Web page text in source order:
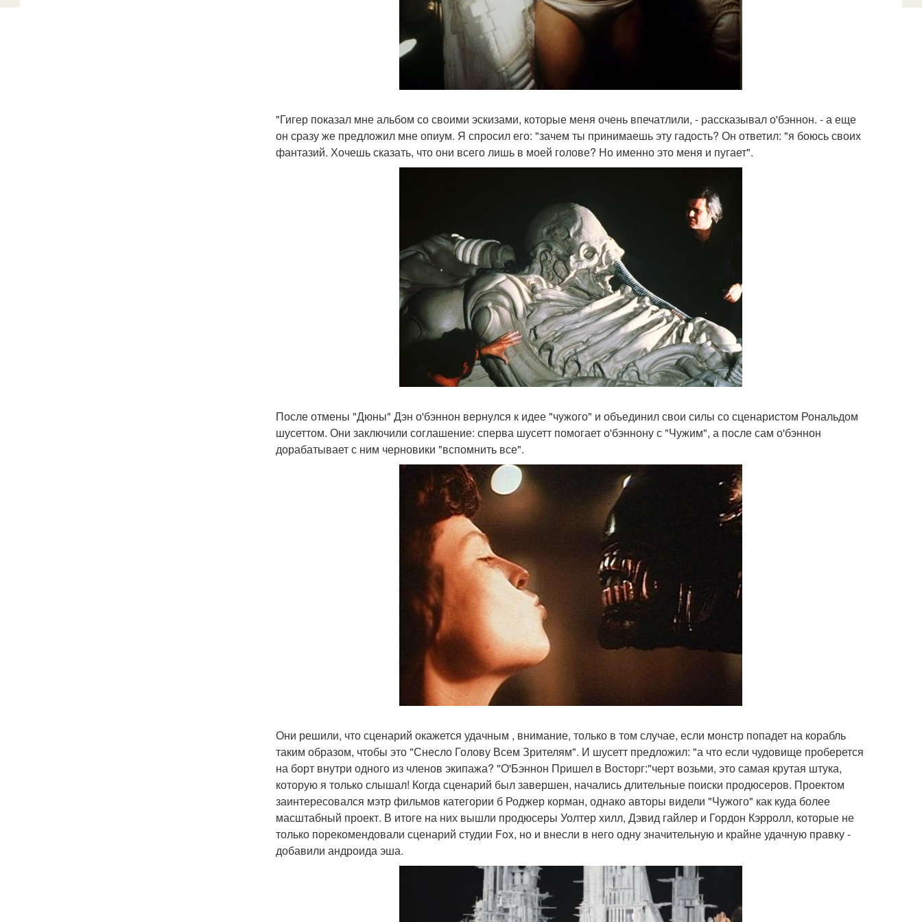
"Гигер показал мне альбом со своими эскизами, которые меня очень впечатлили, - рассказывал о'бэннон. - а еще
он сразу же предложил мне опиум. Я спросил его: "зачем ты принимаешь эту гадость? Он ответил: "я боюсь своих
фантазий. Хочешь сказать, что они всего лишь в моей голове? Но именно это меня и пугает".
После отмены "Дюны" Дэн о'бэннон вернулся к идее "чужого" и объединил свои силы со сценаристом Рональдом
шусеттом. Они заключили соглашение: сперва шусетт помогает о'бэннону с "Чужим", а после сам о'бэннон
дорабатывает с ним черновики "вспомнить все".
Они решили, что сценарий окажется удачным , внимание, только в том случае, если монстр попадет на корабль
таким образом, чтобы это "Снесло Голову Всем Зрителям". И шусетт предложил: "а что если чудовище проберется
на борт внутри одного из членов экипажа? "О'Бэннон Пришел в Восторг:"черт возьми, это самая крутая штука,
которую я только слышал! Когда сценарий был завершен, начались длительные поиски продюсеров. Проектом
заинтересовался мэтр фильмов категории б Роджер корман, однако авторы видели "Чужого" как куда более
масштабный проект. В итоге на них вышли продюсеры Уолтер хилл, Дэвид гайлер и Гордон Кэрролл, которые не
только порекомендовали сценарий студии Fox, но и внесли в него одну значительную и крайне удачную правку -
добавили андроида эша.